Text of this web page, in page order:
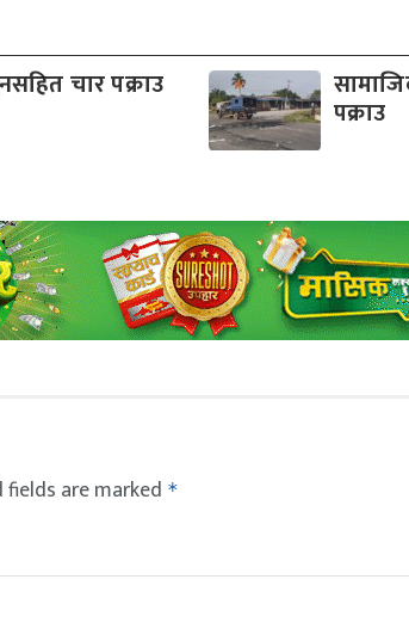
चार पक्राउ
पक्राउ
fields are marked *